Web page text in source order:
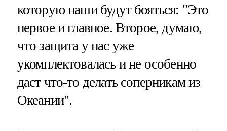
которую наши будут бояться: "Это
первое и главное. Второе, думаю,
что защита у нас уже
укомплектовалась и не особенно
даст что-то делать соперникам из
Океании".